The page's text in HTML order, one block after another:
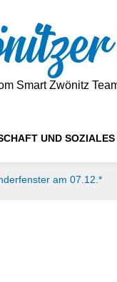
Smart Zwönitz
UND SOZIALES
am 07.12.*